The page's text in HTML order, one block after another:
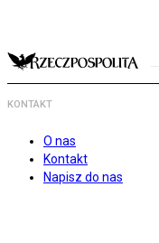
KONTAKT
O nas
Kontakt
Napisz do nas